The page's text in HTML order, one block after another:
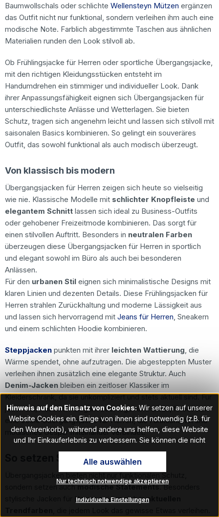
Baumwollschals oder schlichte Wellensteyn Mützen ergänzen
das Outfit nicht nur funktional, sondern verleihen ihm auch eine
modische Note. Farblich abgestimmte Taschen aus ähnlichen
Materialien runden den Look stilvoll ab.
Ob Frühlingsjacke für Herren oder sportliche Übergangsjacke,
mit den richtigen Kleidungsstücken entsteht im
Handumdrehen ein stimmiger und individueller Look. Dank
ihrer Anpassungsfähigkeit eignen sich Übergangsjacken für
unterschiedlichste Anlässe und Wetterlagen. Sie bieten
Schutz, tragen sich angenehm leicht und lassen sich stilvoll mit
saisonalen Basics kombinieren. So gelingt ein souveräres
Outfit, das sowohl funktional als auch modisch überzeugt.
Von klassisch bis modern
Übergangsjacken für Herren zeigen sich heute so vielseitig
wie nie. Klassische Modelle mit schlichter Knopfleiste und
elegantem Schnitt lassen sich ideal zu Business-Outfits
oder gehobener Freizeitmode kombinieren. Das sorgt für
einen stilvollen Auftritt. Besonders in neutralen Farben
überzeugen diese Übergangsjacken für Herren in sportlich
und elegant sowohl im Büro als auch bei besonderen
Anlässen.
Für den urbanen Stil eignen sich minimalistische Designs mit
klaren Linien und dezenten Details. Diese Frühlingsjacken für
Herren strahlen Zurückhaltung und moderne Lässigkeit aus
und lassen sich hervorragend mit Jeans für Herren, Sneakern
und einem schlichten Hoodie kombinieren.
Steppjacken punkten mit ihrer leichten Wattierung, die
Wärme spendet, ohne aufzutragen. Die abgesteppten Muster
verleihen ihnen zusätzlich eine elegante Struktur. Auch
Denim-Jacken bleiben ein zeitloser Klassiker im
Kleiderschrank, da sie unkompliziert und stets aktuell sind. Für
jeden Stil, klassisch-elegant oder leger und urban, findet sich
eine coole Übergangsjacke für Herren, die Funktionalität und
modisches Gespür miteinander verbindet.
So setzen Sie Akzente
Übergangsjacken bieten nicht nur funktionalen Schutz,
sondern setzen auchmodische Statements. Besonders
stylische Jacken für Herren zeigen sich inaktuellen
Hinweis auf den Einsatz von Cookies: Wir setzen auf unserer
Website Cookies ein. Einige von ihnen sind notwendig (z.B. für
den Warenkorb), während andere uns helfen, diese Website
und Ihr Einkauferlebnis zu verbessern. Sie können die nicht
notwendigen Cookies mit Klick auf „OK“ akzeptieren oder per
Klick auf "Nur technisch notwendige akzeptieren" ablehnen. Den
Zugang zu den Cookie-Einstellungen finden Sie im Fußbereich
unserer Website im Menüpunkt „Informationen“. Dort können Sie
Hinweis auf Verarbeitung Ihrer auf dieser Webseite erhobenen
Nur technisch notwendige akzeptieren
Individuelle Einstellungen
Alle auswählen